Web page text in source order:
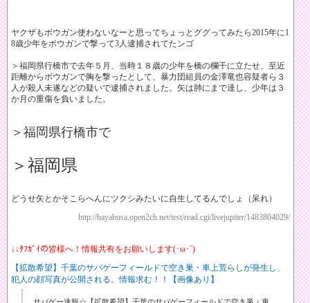
ヤクザもボウガン使わないなーと思ってちょっとググってみたら2015年に1
8歳少年をボウガンで撃って3人逮捕されてたンゴ
＞福岡県行橋市で去年５月、当時１８歳の少年を橋の欄干に立たせ、至近
距離からボウガンで胸を撃ったとして、暴力団組員の金澤竜也容疑者ら３
人が殺人未遂などの疑いで逮捕されました。矢は肺にまで達し、少年は３
か月の重傷を負いました。
＞福岡県行橋市で
＞福岡県
どうせ矢とかそこらへんにツクシみたいに自生してるんでしょ（呆れ）
http://hayabusa.open2ch.net/test/read.cgi/livejupiter/1483804029/
↓↓ﾀﾌｶﾞｲの皆様へ！情報共有をお願いします(･ω･´)
【拡散希望】千葉のサバゲーフィールドで空き巣・車上荒らしが発生し、
犯人の顔写真が公開される。情報求む！！【画像あり】